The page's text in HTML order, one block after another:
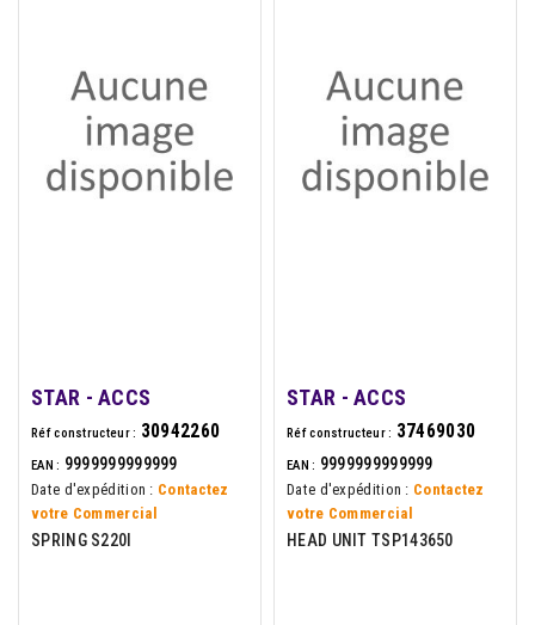
STAR - ACCS
Réf constructeur : 30942260
EAN : 9999999999999
Date d'expédition : Contactez
votre Commercial
SPRING S220I
STAR - ACCS
Réf constructeur : 37469030
EAN : 9999999999999
Date d'expédition : Contactez
votre Commercial
HEAD UNIT TSP143650